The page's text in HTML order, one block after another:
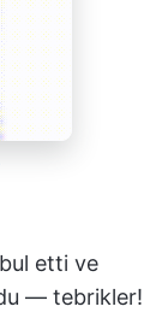
etti ve
— tebrikler!